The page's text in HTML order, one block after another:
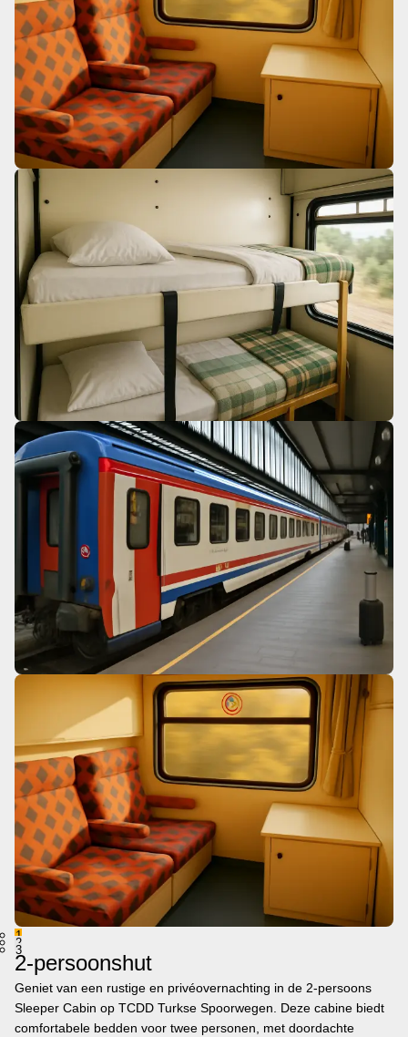
1
2
3
2-persoonshut
Geniet van een rustige en privéovernachting in de 2-persoons
Sleeper Cabin op TCDD Turkse Spoorwegen. Deze cabine biedt
comfortabele bedden voor twee personen, met doordachte